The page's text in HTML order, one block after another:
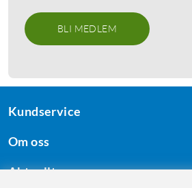
BLI MEDLEM
Kundservice
Om oss
Aktuellt